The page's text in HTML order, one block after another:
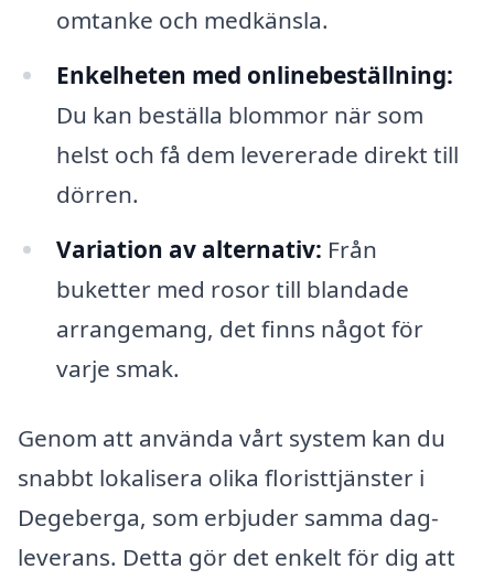
omtanke och medkänsla.
Enkelheten med onlinebeställning:
Du kan beställa blommor när som
helst och få dem levererade direkt till
dörren.
Variation av alternativ: Från
buketter med rosor till blandade
arrangemang, det finns något för
varje smak.
Genom att använda vårt system kan du
snabbt lokalisera olika floristtjänster i
Degeberga, som erbjuder samma dag-
leverans. Detta gör det enkelt för dig att